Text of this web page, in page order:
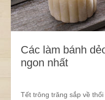
Các làm bánh
ngon nhất
Tết trông trăng sắp về